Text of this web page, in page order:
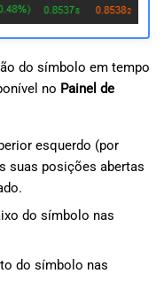
do símbolo em tempo
no Painel de
esquerdo (por
suas posições abertas
do símbolo nas
do símbolo nas